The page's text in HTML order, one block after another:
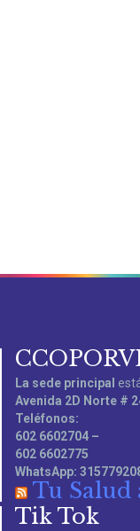
La sede principal
Avenida 2D Norte #
Teléfonos:
602 6602704 –
602 6602775
WhatsApp:
Tu Salud
Tik Tok